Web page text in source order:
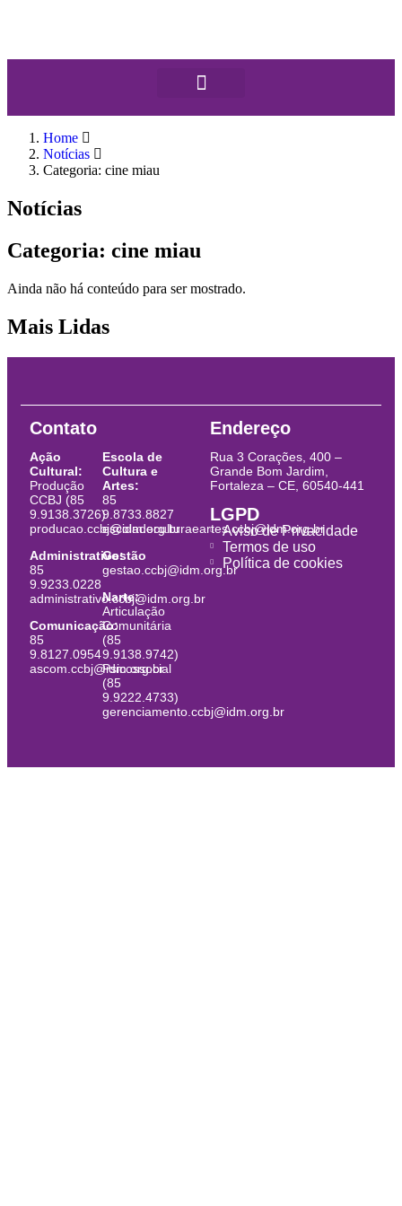
Home
Notícias
Categoria: cine miau
Notícias
Categoria: cine miau
Ainda não há conteúdo para ser mostrado.
Mais Lidas
Contato
Ação
Cultural:
Produção
CCBJ (85
9.9138.3726)
producao.ccbj@idm.org.br
Administrativo:
85
9.9233.0228
administrativo.ccbj@idm.org.br
Comunicação:
85
9.8127.0954
ascom.ccbj@idm.org.br
Escola de
Cultura e
Artes:
85
9.8733.8827
escoladeculturaeartes.ccbj@idm.org.br
Gestão
gestao.ccbj@idm.org.br
Narte:
Articulação
Comunitária
(85
9.9138.9742)
Psicossocial
(85
9.9222.4733)
gerenciamento.ccbj@idm.org.br
Endereço
Rua 3 Corações, 400 –
Grande Bom Jardim,
Fortaleza – CE, 60540-441
LGPD
Aviso de Privacidade
Termos de uso
Política de cookies